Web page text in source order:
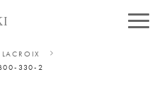
330-2